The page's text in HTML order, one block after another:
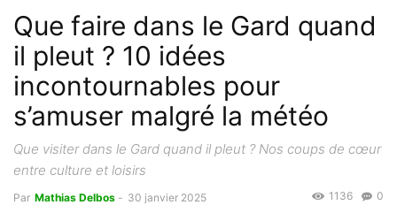
Que faire dans le Gard quand
il pleut ? 10 idées
incontournables pour
s’amuser malgré la météo
Que visiter dans le Gard quand il pleut ? Nos coups de cœur
entre culture et loisirs
Par Mathias Delbos - 30 janvier 2025 0
1136